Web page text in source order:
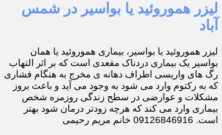
لیزر هموروئید یا بواسیر در شمس
آباد
لیزر هموروئید یا بواسیر، بیماری هموروئید یا همان
بواسیر یک بیماری دردناک مقعدی است که بر اثر التهاب
رگ های واریسی اطراف دهانه ی مخرج به هنگام فشاری
که به رکتوم وارد می شود به وجود می آید و باعث بروز
مشکلات و عوارضی در سطح زندگی روزمره شخص
بیماری وارد می کند که هرچه زودتر درمان شود بهتر
است. 09126846916 خانم مریم رحیمی